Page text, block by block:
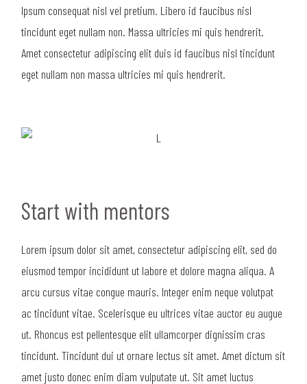
Ipsum consequat nisl vel pretium. Libero id faucibus nisl
tincidunt eget nullam non. Massa ultricies mi quis hendrerit.
Amet consectetur adipiscing elit duis id faucibus nisl tincidunt
eget nullam non massa ultricies mi quis hendrerit.
Start with mentors
Lorem ipsum dolor sit amet, consectetur adipiscing elit, sed do
eiusmod tempor incididunt ut labore et dolore magna aliqua. A
arcu cursus vitae congue mauris. Integer enim neque volutpat
ac tincidunt vitae. Scelerisque eu ultrices vitae auctor eu augue
ut. Rhoncus est pellentesque elit ullamcorper dignissim cras
tincidunt. Tincidunt dui ut ornare lectus sit amet. Amet dictum sit
amet justo donec enim diam vulputate ut. Sit amet luctus